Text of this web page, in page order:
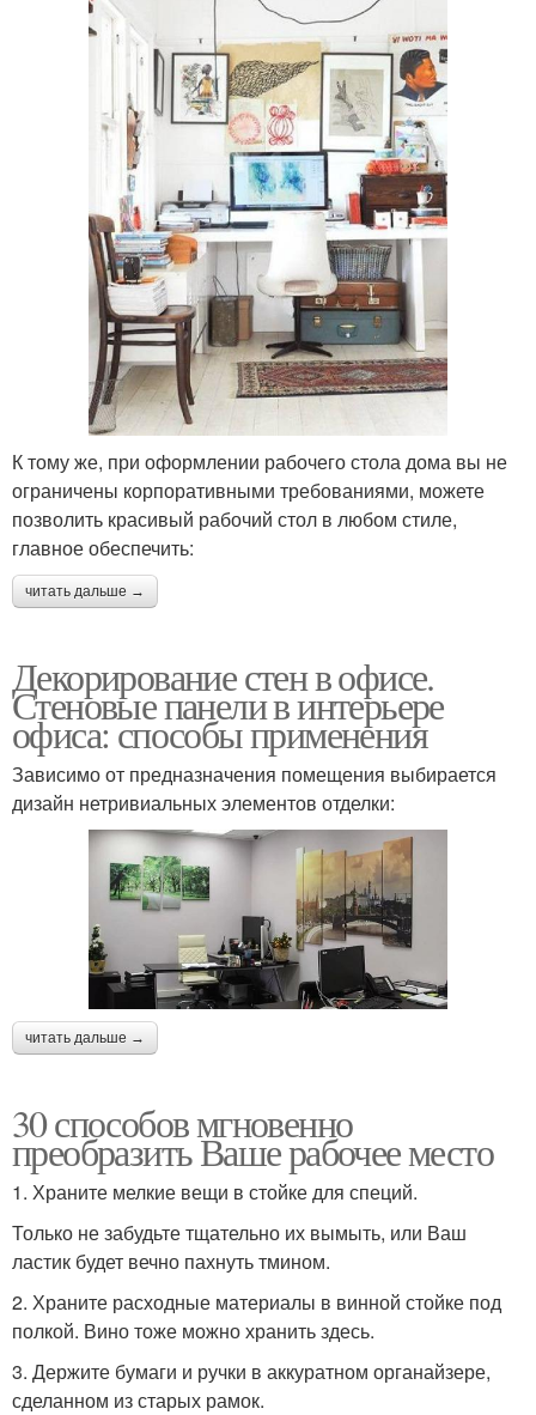
К тому же, при оформлении рабочего стола дома вы не
ограничены корпоративными требованиями, можете
позволить красивый рабочий стол в любом стиле,
главное обеспечить:
читать дальше →
Декорирование стен в офисе.
Стеновые панели в интерьере
офиса: способы применения
Зависимо от предназначения помещения выбирается
дизайн нетривиальных элементов отделки:
читать дальше →
30 способов мгновенно
преобразить Ваше рабочее место
1. Храните мелкие вещи в стойке для специй.
Только не забудьте тщательно их вымыть, или Ваш
ластик будет вечно пахнуть тмином.
2. Храните расходные материалы в винной стойке под
полкой. Вино тоже можно хранить здесь.
3. Держите бумаги и ручки в аккуратном органайзере,
сделанном из старых рамок.